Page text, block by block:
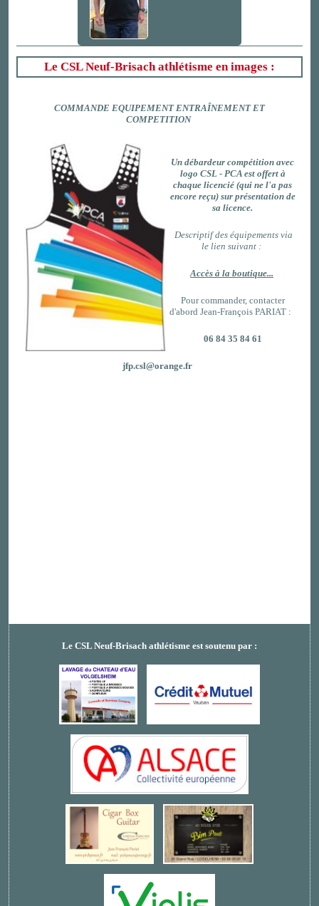
Le CSL Neuf-Brisach athlétisme en images :
COMMANDE EQUIPEMENT ENTRAÎNEMENT ET
COMPETITION
Un débardeur compétition avec
logo CSL - PCA est offert à
chaque licencié (qui ne l'a pas
encore reçu) sur présentation de
sa licence.
Descriptif des équipements via
le lien suivant :
Accès à la boutique...
Pour commander, contacter
d'abordJean-François PARIAT :
06 84 35 84 61
jfp.csl@orange.fr
Le CSL Neuf-Brisach athlétisme est soutenu par: